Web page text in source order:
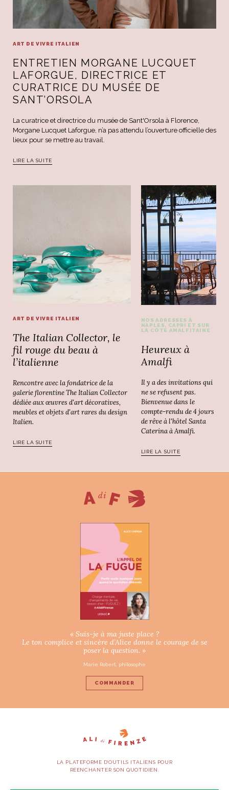
ART DE VIVRE ITALIEN
ENTRETIEN MORGANE LUCQUET
LAFORGUE, DIRECTRICE ET
CURATRICE DU MUSÉE DE
SANT’ORSOLA
La curatrice et directrice du musée de Sant'Orsola à Florence,
Morgane Lucquet Laforgue, n’a pas attendu l’ouverture officielle des
lieux pour se mettre au travail.
LIRE LA SUITE
ART DE VIVRE ITALIEN
The Italian Collector, le
fil rouge du beau à
l’italienne
Rencontre avec la fondatrice de la
galerie florentine The Italian Collector
dédiée aux œuvres d'art décoratives,
meubles et objets d'art rares du design
Italien.
LIRE LA SUITE
NOS ADRESSES À
NAPLES, CAPRI ET SUR
LA CÔTE AMALFITAINE
Heureux à
Amalfi
Il y a des invitations qui
ne se refusent pas.
Bienvenue dans le
compte-rendu de 4 jours
de rêve à l'hôtel Santa
Caterina à Amalfi.
LIRE LA SUITE
« Suis-je à ma juste place ?
Le ton complice et sincère d’Alice donne le courage de se
poser la question. »
Marie Robert, philosophe
COMMANDER
LA PLATEFORME D’OUTILS ITALIENS POUR
RÉENCHANTER SON QUOTIDIEN.